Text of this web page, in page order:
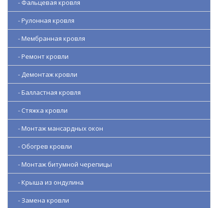
- Фальцевая кровля
- Рулонная кровля
- Мембранная кровля
- Ремонт кровли
- Демонтаж кровли
- Балластная кровля
- Стяжка кровли
- Монтаж мансардных окон
- Обогрев кровли
- Монтаж битумной черепицы
- Крыша из ондулина
- Замена кровли